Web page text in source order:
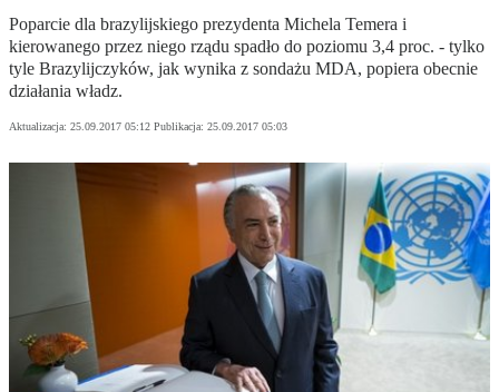
Poparcie dla brazylijskiego prezydenta Michela Temera i
kierowanego przez niego rządu spadło do poziomu 3,4 proc. - tylko
tyle Brazylijczyków, jak wynika z sondażu MDA, popiera obecnie
działania władz.
Aktualizacja: 25.09.2017 05:12 Publikacja: 25.09.2017 05:03